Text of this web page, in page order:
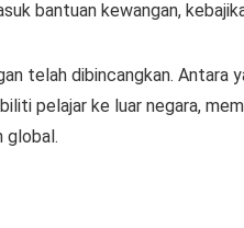
bantuan kewangan,
telah dibincangkan. Antara
pelajar ke luar negara,
global.